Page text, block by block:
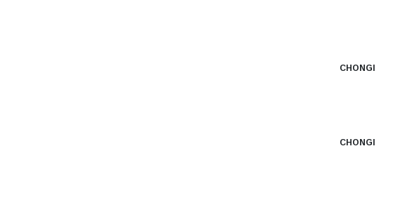
CHONGI
CHONGI